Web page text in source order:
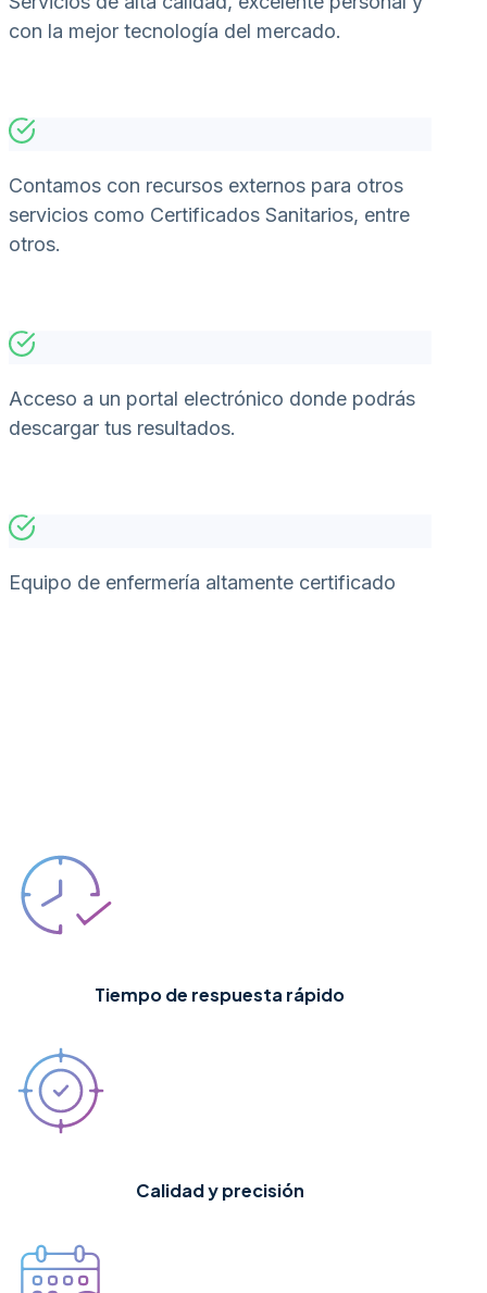
con la mejor tecnología del mercado.
Contamos con recursos externos para otros
servicios como Certificados Sanitarios, entre
otros.
Acceso a un portal electrónico donde podrás
descargar tus resultados.
Equipo de enfermería altamente certificado
Tiempo de respuesta rápido
Calidad y precisión